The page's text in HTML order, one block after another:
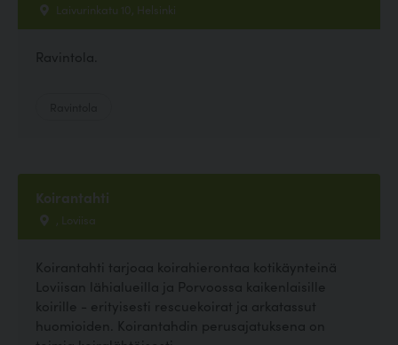
Laivurinkatu 10, Helsinki
Ravintola.
Koirantahti
, Loviisa
Koirantahti tarjoaa koirahierontaa kotikäynteinä
Loviisan lähialueilla ja Porvoossa kaikenlaisille
koirille - erityisesti rescuekoirat ja arkatassut
huomioiden. Koirantahdin perusajatuksena on